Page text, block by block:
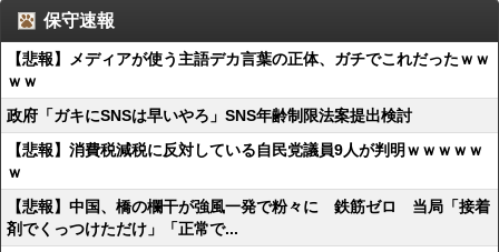
保守速報
【悲報】メディアが使う主語デカ言葉の正体、ガチでこれだったｗｗ
ｗｗ
政府「ガキにSNSは早いやろ」SNS年齢制限法案提出検討
【悲報】消費税減税に反対している自民党議員9人が判明ｗｗｗｗｗ
ｗ
【悲報】中国、橋の欄干が強風一発で粉々に 鉄筋ゼロ 当局「接着
剤でくっつけただけ」「正常で...